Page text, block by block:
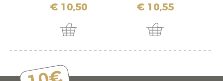
€ 10,50 € 10,55